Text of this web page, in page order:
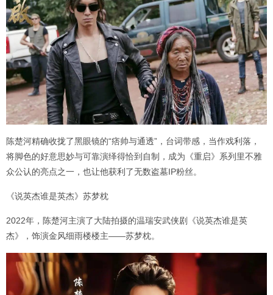
陈楚河精确收拢了黑眼镜的“痞帅与通透”，台词带感，当作戏利落，
将脚色的好意思妙与可靠演绎得恰到自制，成为《重启》系列里不雅
众公认的亮点之一，也让他获利了无数盗墓IP粉丝。
《说英杰谁是英杰》苏梦枕
2022年，陈楚河主演了大陆拍摄的温瑞安武侠剧《说英杰谁是英
杰》，饰演金风细雨楼楼主——苏梦枕。